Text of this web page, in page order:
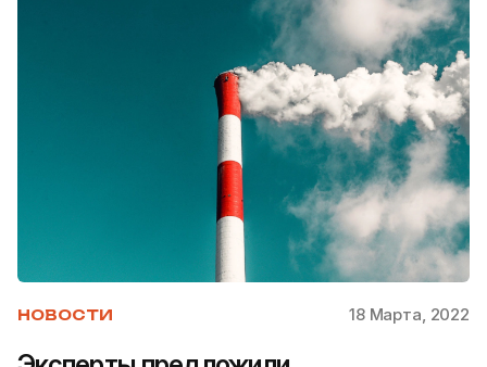
НОВОСТИ 18 Марта, 2022